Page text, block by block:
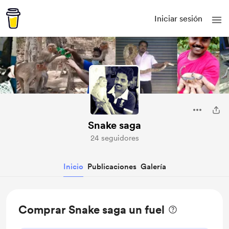
Iniciar sesión
Snake saga
24 seguidores
Inicio Publicaciones Galería
Comprar Snake saga un fuel